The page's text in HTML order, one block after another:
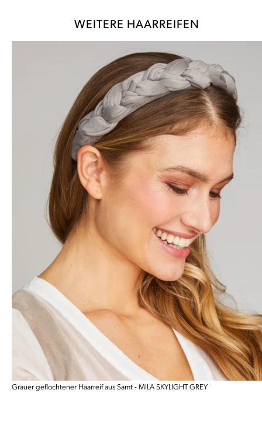
WEITERE HAARREIFEN
Grauer geflochtener Haarreif aus Samt - MILA SKYLIGHT GREY